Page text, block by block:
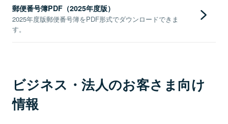
郵便番号簿PDF（2025年度版）
2025年度版郵便番号簿をPDF形式でダウンロードできま
す。
ビジネス・法人のお客さま向け
情報